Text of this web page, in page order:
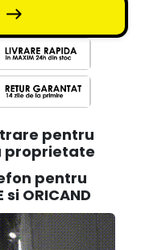
pentru
proprietate
pentru
ORICAND